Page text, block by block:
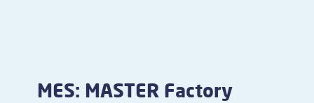
MES: MASTER Factory